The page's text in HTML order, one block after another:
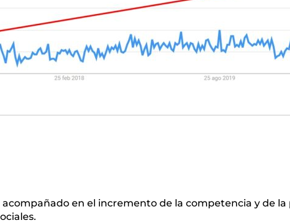
en el incremento de la competencia y de